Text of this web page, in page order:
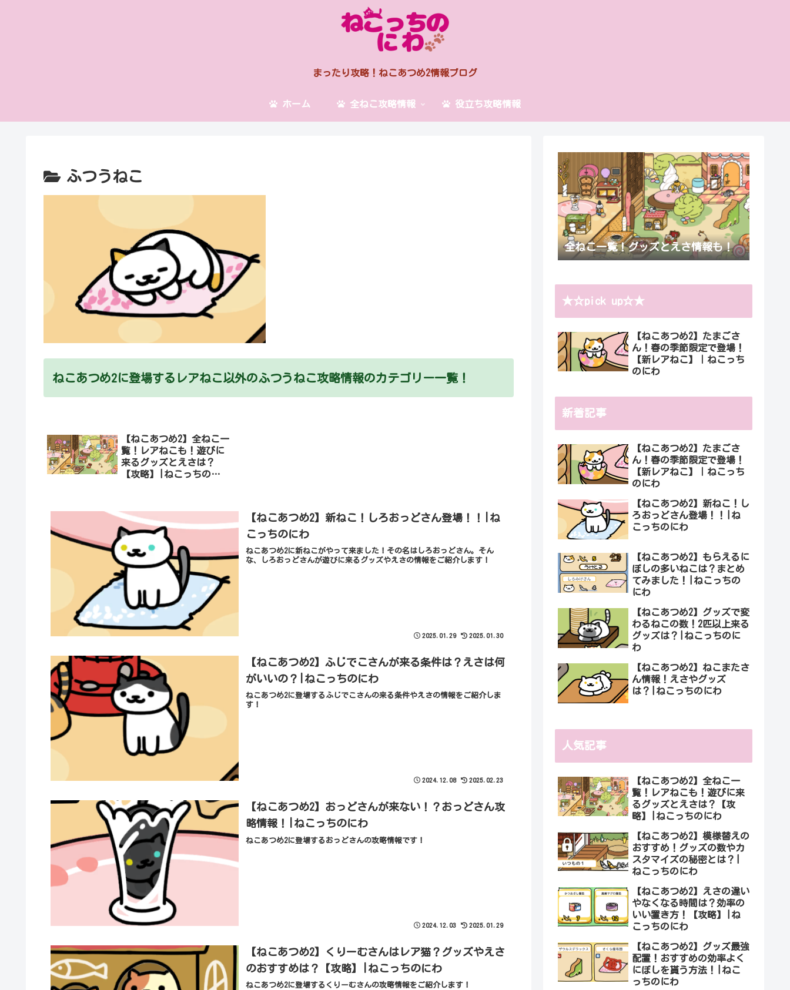
まったり攻略！ねこあつめ2情報ブログ
ホーム 全ねこ攻略情報 役立ち攻略情報
ふつうねこ
ねこあつめ2に登場するレアねこ以外のふつうねこ攻略情報のカテゴリー一覧！
【ねこあつめ2】全ねこ一
覧！レアねこも！遊びに
来るグッズとえさは？
【攻略】|ねこっちのに
【ねこあつめ2】新ねこ！しろおっどさん登場！！|ね
こっちのにわ
ねこあつめ2に新ねこがやって来ました！その名はしろおっどさん。そん
な、しろおっどさんが遊びに来るグッズやえさの情報をご紹介します！
2025.01.29 2025.01.30
【ねこあつめ2】ふじでこさんが来る条件は？えさは何
がいいの？|ねこっちのにわ
ねこあつめ2に登場するふじでこさんの来る条件やえさの情報をご紹介しま
す！
2024.12.08 2025.02.23
【ねこあつめ2】おっどさんが来ない！？おっどさん攻
略情報！|ねこっちのにわ
ねこあつめ2に登場するおっどさんの攻略情報です！
2024.12.03 2025.01.29
【ねこあつめ2】くりーむさんはレア猫？グッズやえさ
のおすすめは？【攻略】|ねこっちのにわ
ねこあつめ2に登場するくりーむさんの攻略情報をご紹介します！
全ねこ一覧！グッズとえさ情報も！
★☆pick up☆★
【ねこあつめ2】たまごさ
ん！春の季節限定で登場！
【新レアねこ】｜ねこっち
のにわ
新着記事
【ねこあつめ2】たまごさ
ん！春の季節限定で登場！
【新レアねこ】｜ねこっち
のにわ
【ねこあつめ2】新ねこ！し
ろおっどさん登場！！|ね
こっちのにわ
【ねこあつめ2】もらえるに
ぼしの多いねこは？まとめ
てみました！|ねこっちの
にわ
【ねこあつめ2】グッズで変
わるねこの数！2匹以上来る
グッズは？|ねこっちのに
わ
【ねこあつめ2】ねこまたさ
ん情報！えさやグッズ
は？|ねこっちのにわ
人気記事
【ねこあつめ2】全ねこ一
覧！レアねこも！遊びに来
るグッズとえさは？【攻
略】|ねこっちのにわ
【ねこあつめ2】模様替えの
おすすめ！グッズの数やカ
スタマイズの秘密とは？|
ねこっちのにわ
【ねこあつめ2】えさの違い
やなくなる時間は？効率の
いい置き方！【攻略】|ね
こっちのにわ
【ねこあつめ2】グッズ最強
配置！おすすめの効率よく
にぼしを貰う方法！|ねこ
っちのにわ